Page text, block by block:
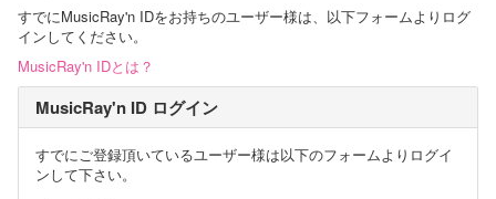
すでにMusicRay'n IDをお持ちのユーザー様は、以下フォームよりログ
インしてください。
MusicRay'n IDとは？
MusicRay'n ID ログイン
すでにご登録頂いているユーザー様は以下のフォームよりログイ
ンして下さい。